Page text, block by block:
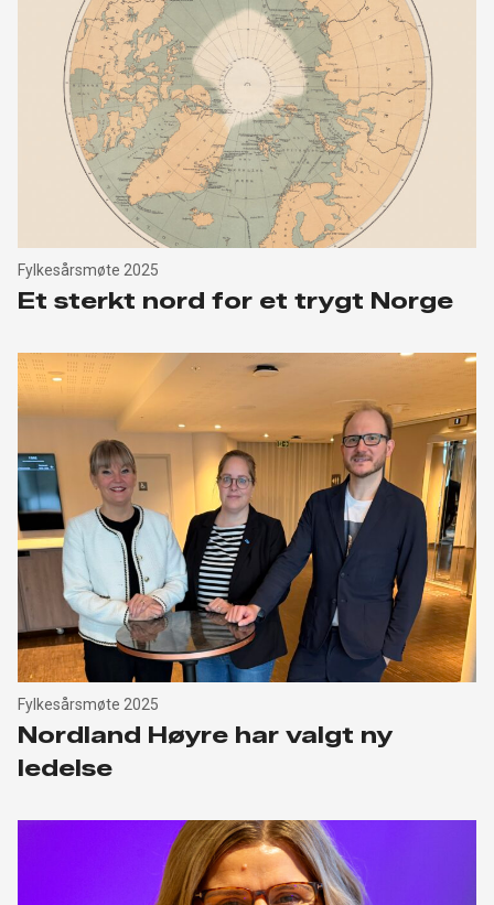
Fylkesårsmøte 2025
Et sterkt nord for et trygt Norge
Fylkesårsmøte 2025
Nordland Høyre har valgt ny
ledelse